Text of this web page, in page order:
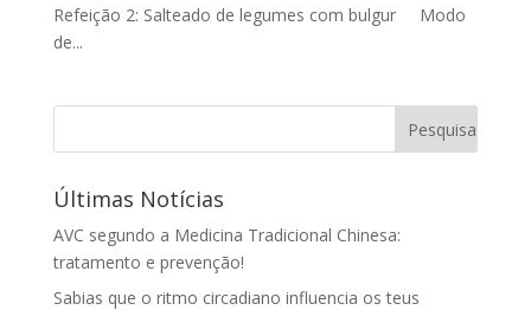
Refeição 2: Salteado de legumes com bulgur Modo
de...
Últimas Notícias
AVC segundo a Medicina Tradicional Chinesa:
tratamento e prevenção!
Sabias que o ritmo circadiano influencia os teus